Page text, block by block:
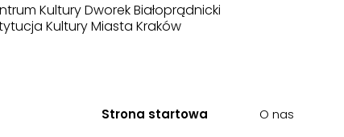
Kultury Dworek Białoprądnicki
Kultury Miasta Kraków
Strona startowa O nas